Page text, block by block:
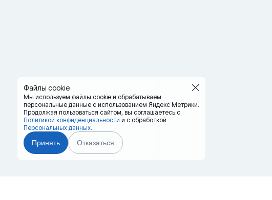
Файлы cookie
Мы используем файлы cookie и обрабатываем
персональные данные с использованием Яндекс Метрики.
Продолжая пользоваться сайтом, вы соглашаетесь с
Политикой конфиденциальности и с обработкой
Персональных данных.
Принять Отказаться